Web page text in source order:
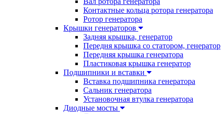
Контактные кольца ротора генератора
Ротор генератора
Крышки генераторов
Задняя крышка, генератор
Передня крышка со статором, генератор
Передняя крышка генератора
Пластиковая крышка генератор
Подшипники и вставки
Вставка подшипника генератора
Сальник генератора
Установочная втулка генератора
Диодные мосты